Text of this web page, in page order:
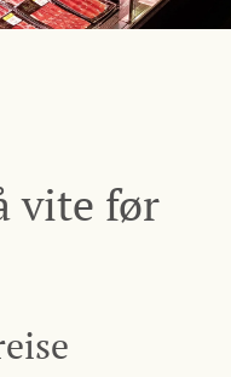
vite før